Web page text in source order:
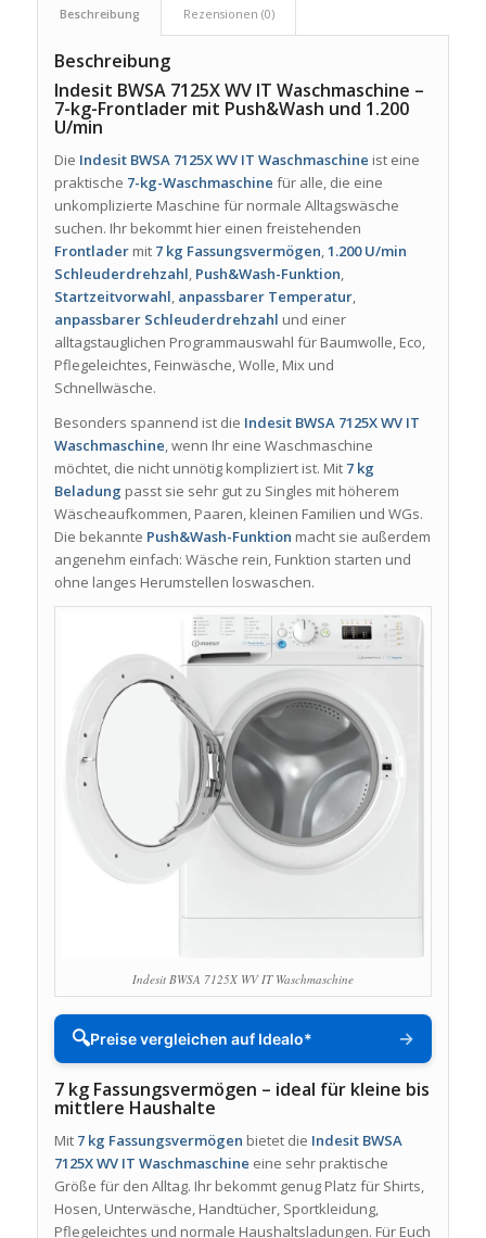
Beschreibung Rezensionen (0)
Beschreibung
Indesit BWSA 7125X WV IT Waschmaschine –
7-kg-Frontlader mit Push&Wash und 1.200
U/min
Die Indesit BWSA 7125X WV IT Waschmaschine ist eine
praktische 7-kg-Waschmaschine für alle, die eine
unkomplizierte Maschine für normale Alltagswäsche
suchen. Ihr bekommt hier einen freistehenden
Frontladermit 7 kg Fassungsvermögen,1.200 U/min
Schleuderdrehzahl, Push&Wash-Funktion,
Startzeitvorwahl, anpassbarer Temperatur,
anpassbarer Schleuderdrehzahl und einer
alltagstauglichen Programmauswahl für Baumwolle, Eco,
Pflegeleichtes, Feinwäsche, Wolle, Mix und
Schnellwäsche.
Besonders spannend ist die Indesit BWSA 7125X WV IT
Waschmaschine, wenn Ihr eine Waschmaschine
möchtet, die nicht unnötig kompliziert ist. Mit 7 kg
Beladung passt sie sehr gut zu Singles mit höherem
Wäscheaufkommen, Paaren, kleinen Familien und WGs.
Die bekannte Push&Wash-Funktion macht sie außerdem
angenehm einfach: Wäsche rein, Funktion starten und
ohne langes Herumstellen loswaschen.
Indesit BWSA 7125X WV IT Waschmaschine
🔍Preise vergleichen auf Idealo* →
7 kg Fassungsvermögen – ideal für kleine bis
mittlere Haushalte
Mit 7 kg Fassungsvermögen bietet die Indesit BWSA
7125X WV IT Waschmaschine eine sehr praktische
Größe für den Alltag. Ihr bekommt genug Platz für Shirts,
Hosen, Unterwäsche, Handtücher, Sportkleidung,
Pflegeleichtes und normale Haushaltsladungen. Für Euch